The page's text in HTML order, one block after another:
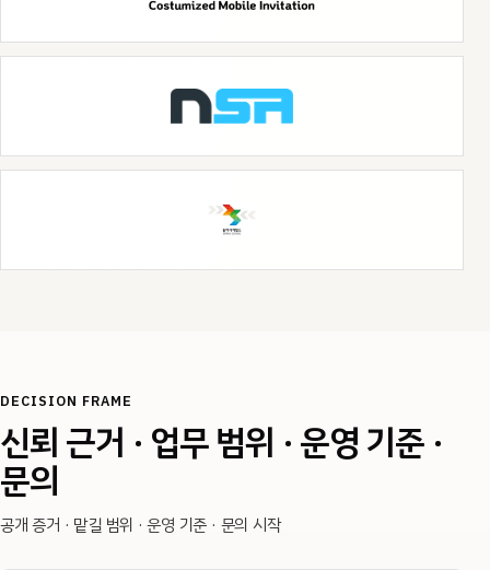
DECISION FRAME
신뢰 근거 · 업무 범위 · 운영 기준 ·
문의
공개 증거 · 맡길 범위 · 운영 기준 · 문의 시작